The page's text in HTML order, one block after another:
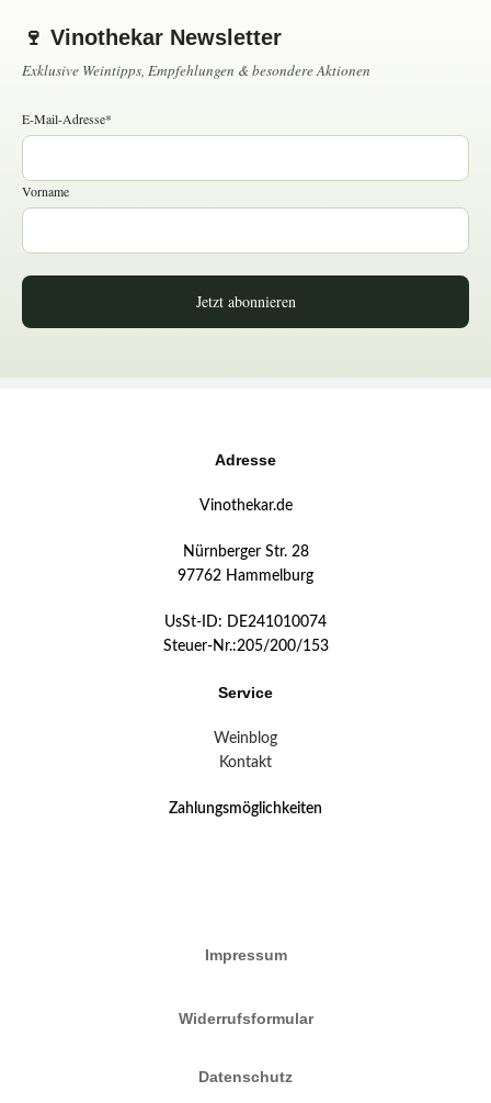
🍷 Vinothekar Newsletter
Exklusive Weintipps, Empfehlungen & besondere Aktionen
E-Mail-Adresse*
Vorname
Jetzt abonnieren
Adresse
Vinothekar.de
Nürnberger Str. 28
97762 Hammelburg
UsSt-ID: DE241010074
Steuer-Nr.:205/200/153
Service
Weinblog
Kontakt
Zahlungsmöglichkeiten
Impressum
Widerrufsformular
Datenschutz